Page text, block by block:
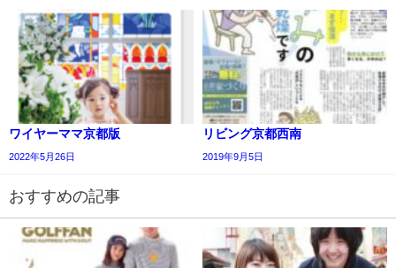
ワイヤーママ京都版
2022年5月26日
リビング京都西南
2019年9月5日
おすすめの記事